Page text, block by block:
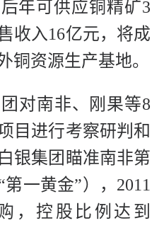
年可供应铜精矿3
收入16亿元，将成
铜资源生产基地。
对南非、刚果等8
目进行考察研判和
银集团瞄准南非第
一黄金”），2011
，控股比例达到